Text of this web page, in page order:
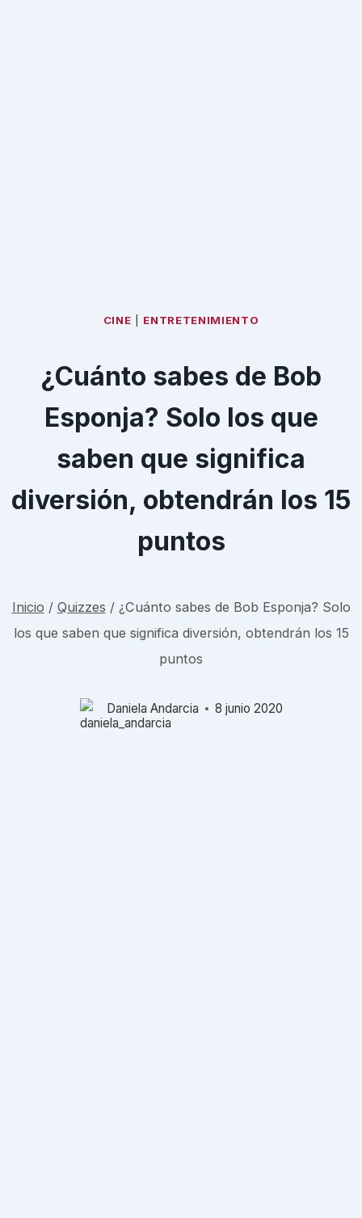
CINE ENTRETENIMIENTO
¿Cuánto sabes de Bob
Esponja? Solo los que
saben que significa
diversión, obtendrán los 15
puntos
Inicio / Quizzes / ¿Cuánto sabes de Bob Esponja? Solo
los que saben que significa diversión, obtendrán los 15
puntos
Daniela Andarcia 8 junio 2020